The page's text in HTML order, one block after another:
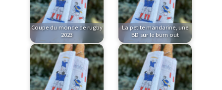
Coupe du monde de rugby
2023
La petite mandarine, une
BD sur le burn out